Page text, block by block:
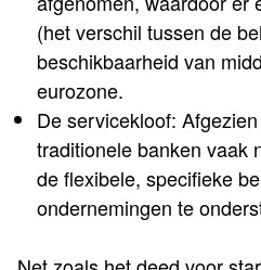
(het verschil tussen de
beschikbaarheid van
eurozone.
De servicekloof:
traditionele banken vaak
de flexibele, specifieke
ondernemingen te